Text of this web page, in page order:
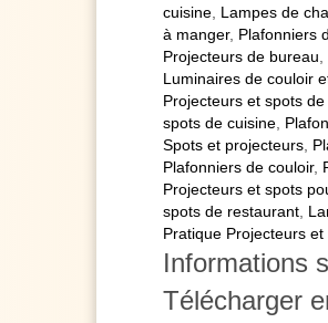
cuisine Lampes de
à manger, Plafonniers
Projecteurs de bureau
Luminaires de couloir
Projecteurs et spots
spots de cuisine
Spots et projecteurs
Plafonniers de couloir,
Projecteurs et spots
spots de restaurant
Pratique Projecteurs et
Informations
Télécharger